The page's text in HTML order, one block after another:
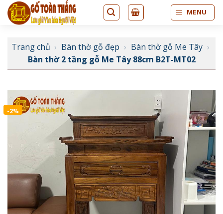
Bỏ
qua
dung
MENU
Trang chủ › Bàn thờ gỗ đẹp › Bàn thờ gỗ Me Tây ›
Bàn thờ 2 tầng gỗ Me Tây 88cm B2T-MT02
-2%